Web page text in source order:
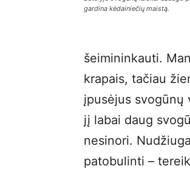
gardina kėdainiečių maistą.
šeimininkauti.
krapais, tačiau
įpusėjus svogūnų
jį labai daug
nesinori.
patobulinti –